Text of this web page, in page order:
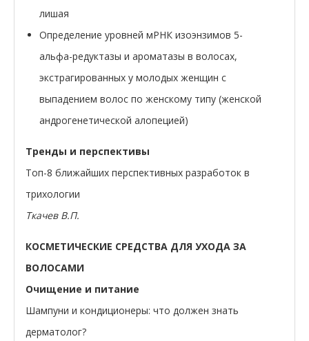
лишая
Определение уровней мРНК изоэнзимов 5-
альфа-редуктазы и ароматазы в волосах,
экстрагированных у молодых женщин с
выпадением волос по женскому типу (женской
андрогенетической алопецией)
Тренды и перспективы
Топ-8 ближайших перспективных разработок в
трихологии
Ткачев В.П.
КОСМЕТИЧЕСКИЕ СРЕДСТВА ДЛЯ УХОДА ЗА
ВОЛОСАМИ
Очищение и питание
Шампуни и кондиционеры: что должен знать
дерматолог?